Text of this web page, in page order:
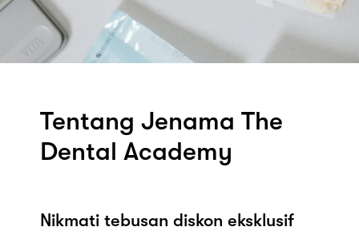
Tentang Jenama The
Dental Academy
Nikmati tebusan diskon eksklusif